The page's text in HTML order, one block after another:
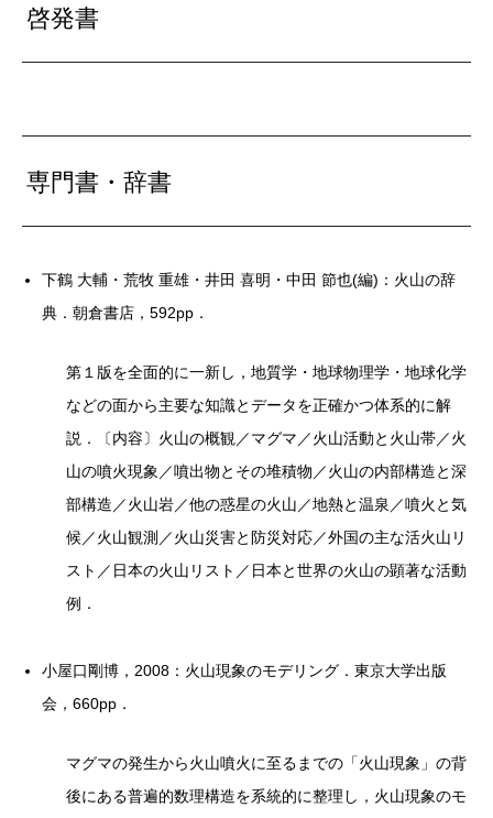
啓発書
専門書・辞書
下鶴 大輔・荒牧 重雄・井田 喜明・中田 節也(編)：火山の辞
典．朝倉書店，592pp．
第１版を全面的に一新し，地質学・地球物理学・地球化学
などの面から主要な知識とデータを正確かつ体系的に解
説．〔内容〕火山の概観／マグマ／火山活動と火山帯／火
山の噴火現象／噴出物とその堆積物／火山の内部構造と深
部構造／火山岩／他の惑星の火山／地熱と温泉／噴火と気
候／火山観測／火山災害と防災対応／外国の主な活火山リ
スト／日本の火山リスト／日本と世界の火山の顕著な活動
例．
小屋口剛博，2008：火山現象のモデリング．東京大学出版
会，660pp．
マグマの発生から火山噴火に至るまでの「火山現象」の背
後にある普遍的数理構造を系統的に整理し，火山現象のモ